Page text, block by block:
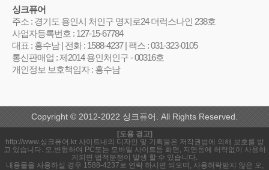
싱크퓨어
주소 : 경기도 용인시 처인구 명지로24 더럭스나인 238호
사업자등록번호 : 127-15-67784
대표 : 홍수남 | 전화 : 1588-4237 | 팩스 : 031-323-0105
통신판매업 : 제2014 용인처인구 - 00316호
개인정보 보호책임자 : 홍수남
Copyright © 2012-2022 싱크퓨어. All Rights Reserved.
[도용 경고]
http://www.싱크퓨어.kr 사이트내의 디자인 및 기획물은 저작권법에 의해 보호를 받
고 있습니다. 오,변형하여 PC또는 모바일 사이트등 화면, 지면등에 허락없이 사용하
게되면 법적분쟁이 발생 할 수 있습니다.
내용물을 사용하실 경우 1588-4237로 연락 하시면 되오며, 사용허락받지 않은 오,